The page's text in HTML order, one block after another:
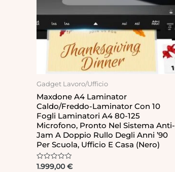
Gadget Lavoro/Ufficio
Maxdone A4 Laminator
Caldo/freddo-Laminator Con 10
Fogli Laminatori A4 80-125
Microfono, Pronto Nel Sistema Anti-
Jam A Doppio Rullo Degli Anni ’90
Per Scuola, Ufficio E Casa (nero)
Rated
1.999,00€